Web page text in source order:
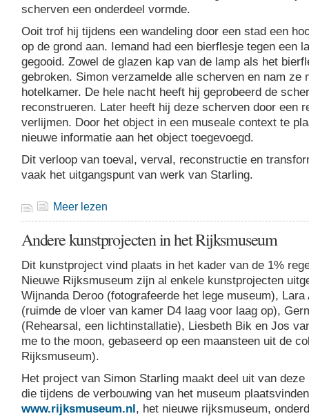
scherven een onderdeel vormde.
Ooit trof hij tijdens een wandeling door een stad een
op de grond aan. Iemand had een bierflesje tegen een
gegooid. Zowel de glazen kap van de lamp als het
gebroken. Simon verzamelde alle scherven en nam ze
hotelkamer. De hele nacht heeft hij geprobeerd de
reconstrueren. Later heeft hij deze scherven door een
verlijmen. Door het object in een museale context te
nieuwe informatie aan het object toegevoegd.
Dit verloop van toeval, verval, reconstructie en
vaak het uitgangspunt van werk van Starling.
Meer lezen
Andere kunstprojecten in het Rijksmuseum
Dit kunstproject vind plaats in het kader van de 1%
Nieuwe Rijksmuseum zijn al enkele kunstprojecten
Wijnanda Deroo (fotografeerde het lege museum), Lara
(ruimde de vloer van kamer D4 laag voor laag op),
(Rehearsal, een lichtinstallatie), Liesbeth Bik en Jos
me to the moon, gebaseerd op een maansteen uit de
Rijksmuseum).
Het project van Simon Starling maakt deel uit van
die tijdens de verbouwing van het museum
www.rijksmuseum.nl, het nieuwe rijksmuseum,